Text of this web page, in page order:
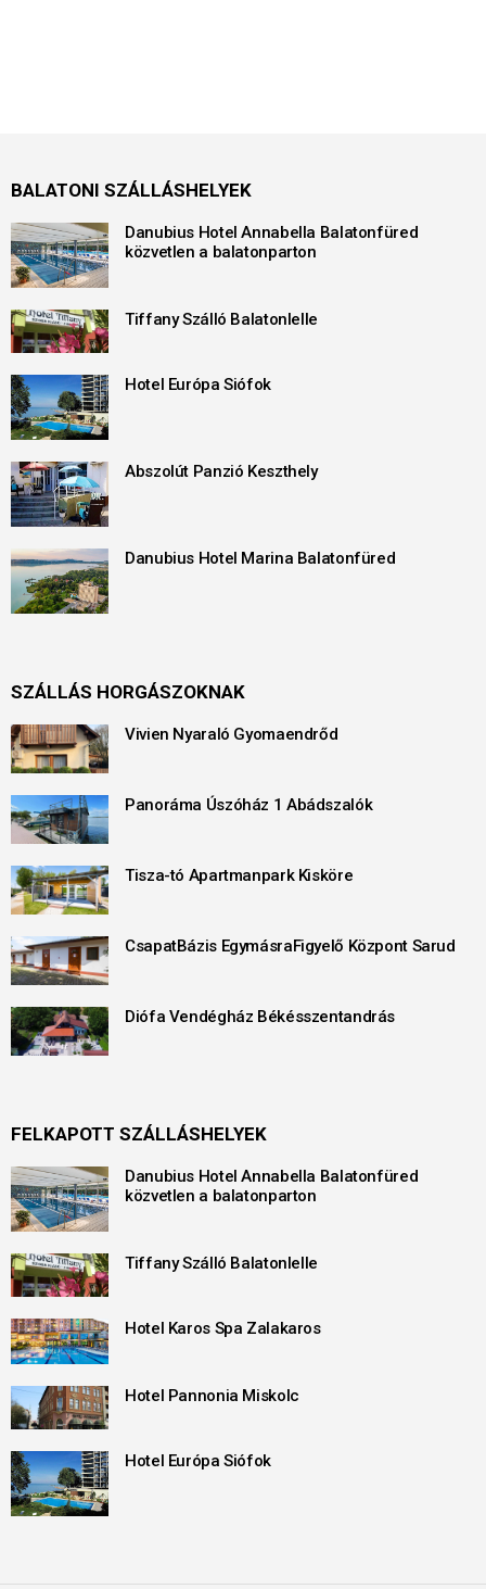
BALATONI SZÁLLÁSHELYEK
Danubius Hotel Annabella Balatonfüred
közvetlen a balatonparton
Tiffany Szálló Balatonlelle
Hotel Európa Siófok
Abszolút Panzió Keszthely
Danubius Hotel Marina Balatonfüred
SZÁLLÁS HORGÁSZOKNAK
Vivien Nyaraló Gyomaendrőd
Panoráma Úszóház 1 Abádszalók
Tisza-tó Apartmanpark Kisköre
CsapatBázis EgymásraFigyelő Központ Sarud
Diófa Vendégház Békésszentandrás
FELKAPOTT SZÁLLÁSHELYEK
Danubius Hotel Annabella Balatonfüred
közvetlen a balatonparton
Tiffany Szálló Balatonlelle
Hotel Karos Spa Zalakaros
Hotel Pannonia Miskolc
Hotel Európa Siófok